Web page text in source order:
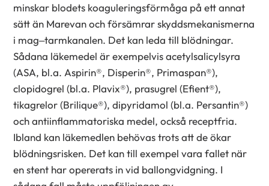
minskar blodets koaguleringsförmåga på ett annat
sätt än Marevan och försämrar skyddsmekanismerna
i mag–tarmkanalen. Det kan leda till blödningar.
Sådana läkemedel är exempelvis acetylsalicylsyra
(ASA, bl.a. Aspirin®, Disperin®, Primaspan®),
clopidogrel (bl.a. Plavix®), prasugrel (Efient®),
tikagrelor (Brilique®), dipyridamol (bl.a. Persantin®)
och antiinflammatoriska medel, också receptfria.
Ibland kan läkemedlen behövas trots att de ökar
blödningsrisken. Det kan till exempel vara fallet när
en stent har opererats in vid ballongvidgning. I